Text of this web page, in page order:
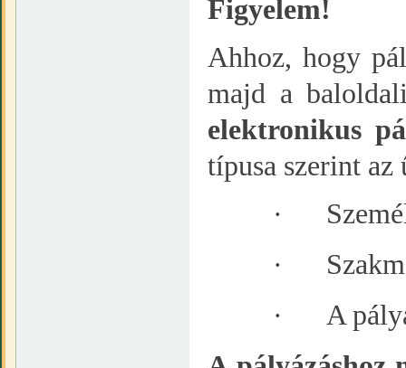
Figyelem!
Ahhoz, hogy
majd a
elektronikus
típusa szerint
·
·
·
A